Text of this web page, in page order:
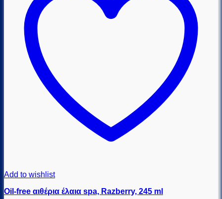
Add to wishlist
Oil-free αιθέρια έλαια spa, Razberry, 245 ml